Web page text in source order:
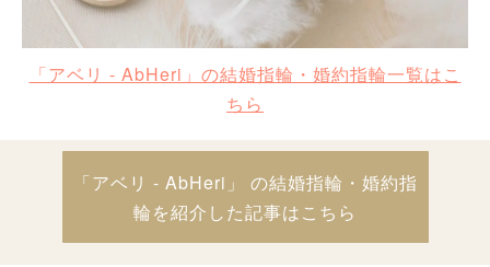
「アベリ - AbHeri」の結婚指輪・婚約指輪一覧はこ
ちら
「アベリ - AbHeri」 の結婚指輪・婚約指
輪を紹介した記事はこちら